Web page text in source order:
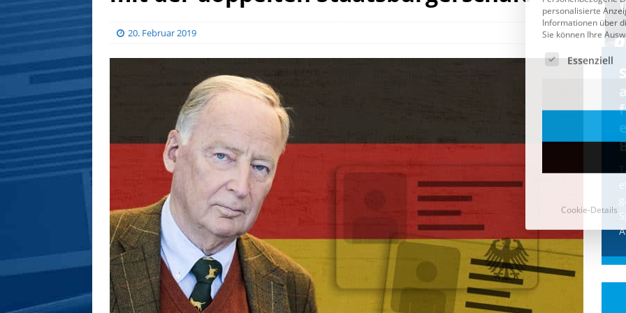
20. Februar 2019
einfliegen: Zeit für ein
Die Bundesregierung und die CDU
halten die Wähler für dumm! Weil die
Stimmung wegen der von Afghanen
verübten Anschläge kippte, wurden die
Flüge vor der[...]
Cookie-Details